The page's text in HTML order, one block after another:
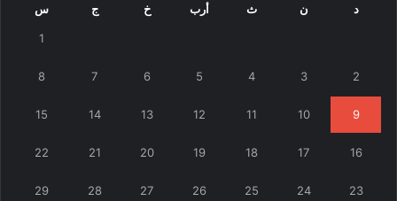
د ن ث أرب خ ج س
1
2
3
4
5
6
7
8
9
10
11
12
13
14
15
16
17
18
19
20
21
22
23
24
25
26
27
28
29